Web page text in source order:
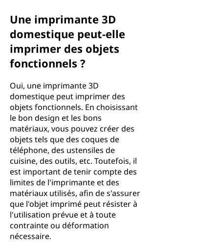
Une imprimante 3D
domestique peut-elle
imprimer des objets
fonctionnels ?
Oui, une imprimante 3D
domestique peut imprimer des
objets fonctionnels. En choisissant
le bon design et les bons
matériaux, vous pouvez créer des
objets tels que des coques de
téléphone, des ustensiles de
cuisine, des outils, etc. Toutefois, il
est important de tenir compte des
limites de l'imprimante et des
matériaux utilisés, afin de s'assurer
que l'objet imprimé peut résister à
l'utilisation prévue et à toute
contrainte ou déformation
nécessaire.